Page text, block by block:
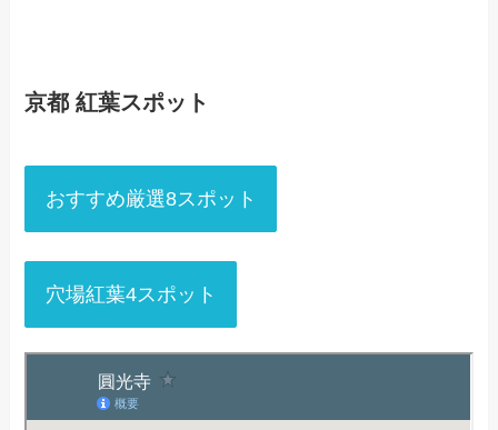
京都 紅葉スポット
おすすめ厳選8スポット
穴場紅葉4スポット